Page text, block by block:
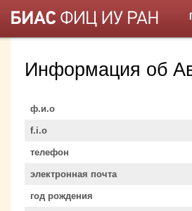
Информация об
ф.и.о
f.i.o
телефон
электронная почта
год рождения